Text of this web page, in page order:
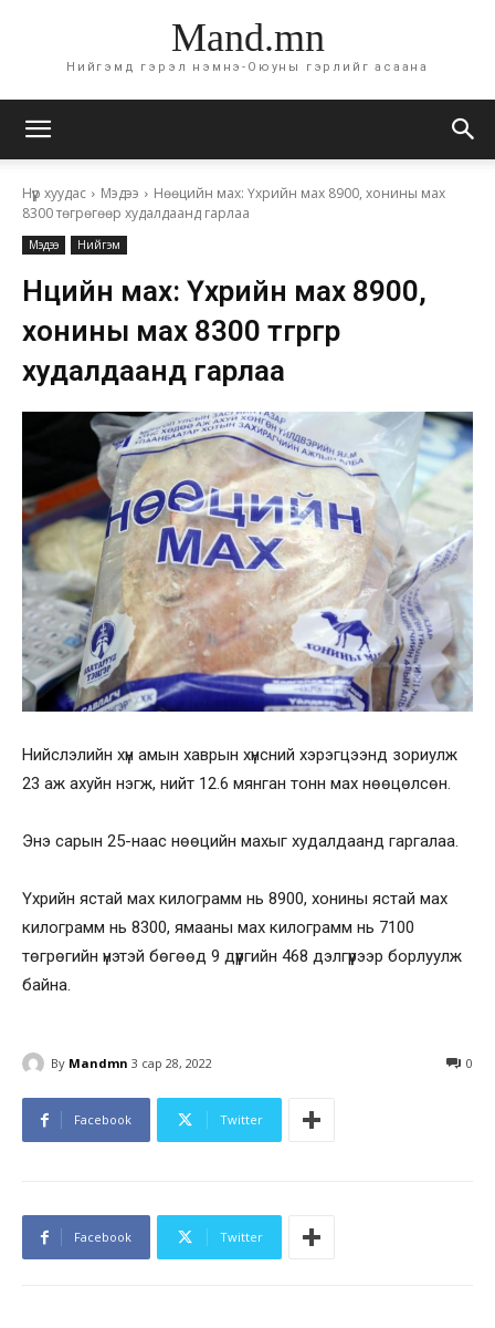
Mand.mn
Нийгэмд гэрэл нэмнэ-Оюуны гэрлийг асаана
Нүүр хуудас Мэдээ
Нөөцийн мах: Үхрийн мах 8900, хонины мах
8300 төгрөгөөр худалдаанд гарлаа
Мэдээ Нийгэм
Нөөцийн мах: Үхрийн мах 8900,
хонины мах 8300 төгрөгөөр
худалдаанд гарлаа
Нийслэлийн хүн амын хаврын хүнсний хэрэгцээнд зориулж
23 аж ахуйн нэгж, нийт 12.6 мянган тонн мах нөөцөлсөн.
Энэ сарын 25-наас нөөцийн махыг худалдаанд гаргалаа.
Үхрийн ястай мах килограмм нь 8900, хонины ястай мах
килограмм нь 8300, ямааны мах килограмм нь 7100
төгрөгийн үнэтэй бөгөөд 9 дүүргийн 468 дэлгүүрээр борлуулж
байна.
By Mandmn 3 сар 28, 2022 0
Facebook Twitter
Facebook Twitter